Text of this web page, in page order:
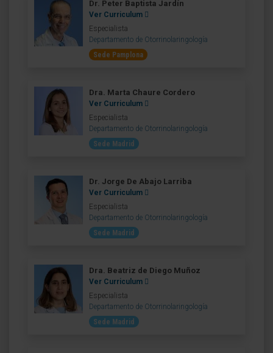
Dr. Peter Baptista Jardín
Ver Curriculum
Especialista
Departamento de Otorrinolaringología
Sede Pamplona
Dra. Marta Chaure Cordero
Ver Curriculum
Especialista
Departamento de Otorrinolaringología
Sede Madrid
Dr. Jorge De Abajo Larriba
Ver Curriculum
Especialista
Departamento de Otorrinolaringología
Sede Madrid
Dra. Beatriz de Diego Muñoz
Ver Curriculum
Especialista
Departamento de Otorrinolaringología
Sede Madrid